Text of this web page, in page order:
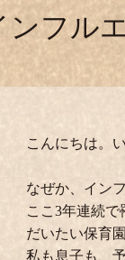
ンフル
こんにちは。
なぜか、イン
ここ3年連続で
だいたい保育
私も息子も、